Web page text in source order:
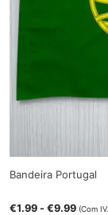
Bandeira Portugal
€1.99 -€9.99 (Com